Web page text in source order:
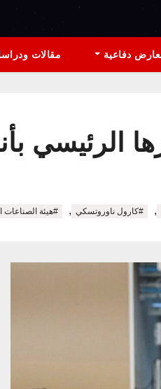
دفاعية مقالات
الرئيسي
, #كارول ناوروتسكي , #هيئة الصناعات